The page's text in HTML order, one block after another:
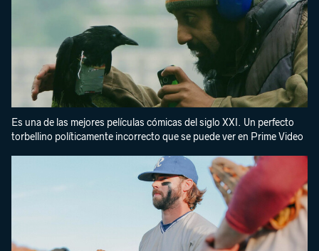
Es una de las mejores películas cómicas del siglo XXI. Un perfecto
torbellino políticamente incorrecto que se puede ver en Prime Video